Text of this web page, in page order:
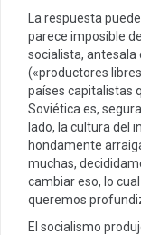
La respuesta
parece imposible
socialista, antesala
(«productores
países capitalistas
Soviética es,
lado, la cultura del
hondamente
muchas,
cambiar eso, lo
queremos
El socialismo